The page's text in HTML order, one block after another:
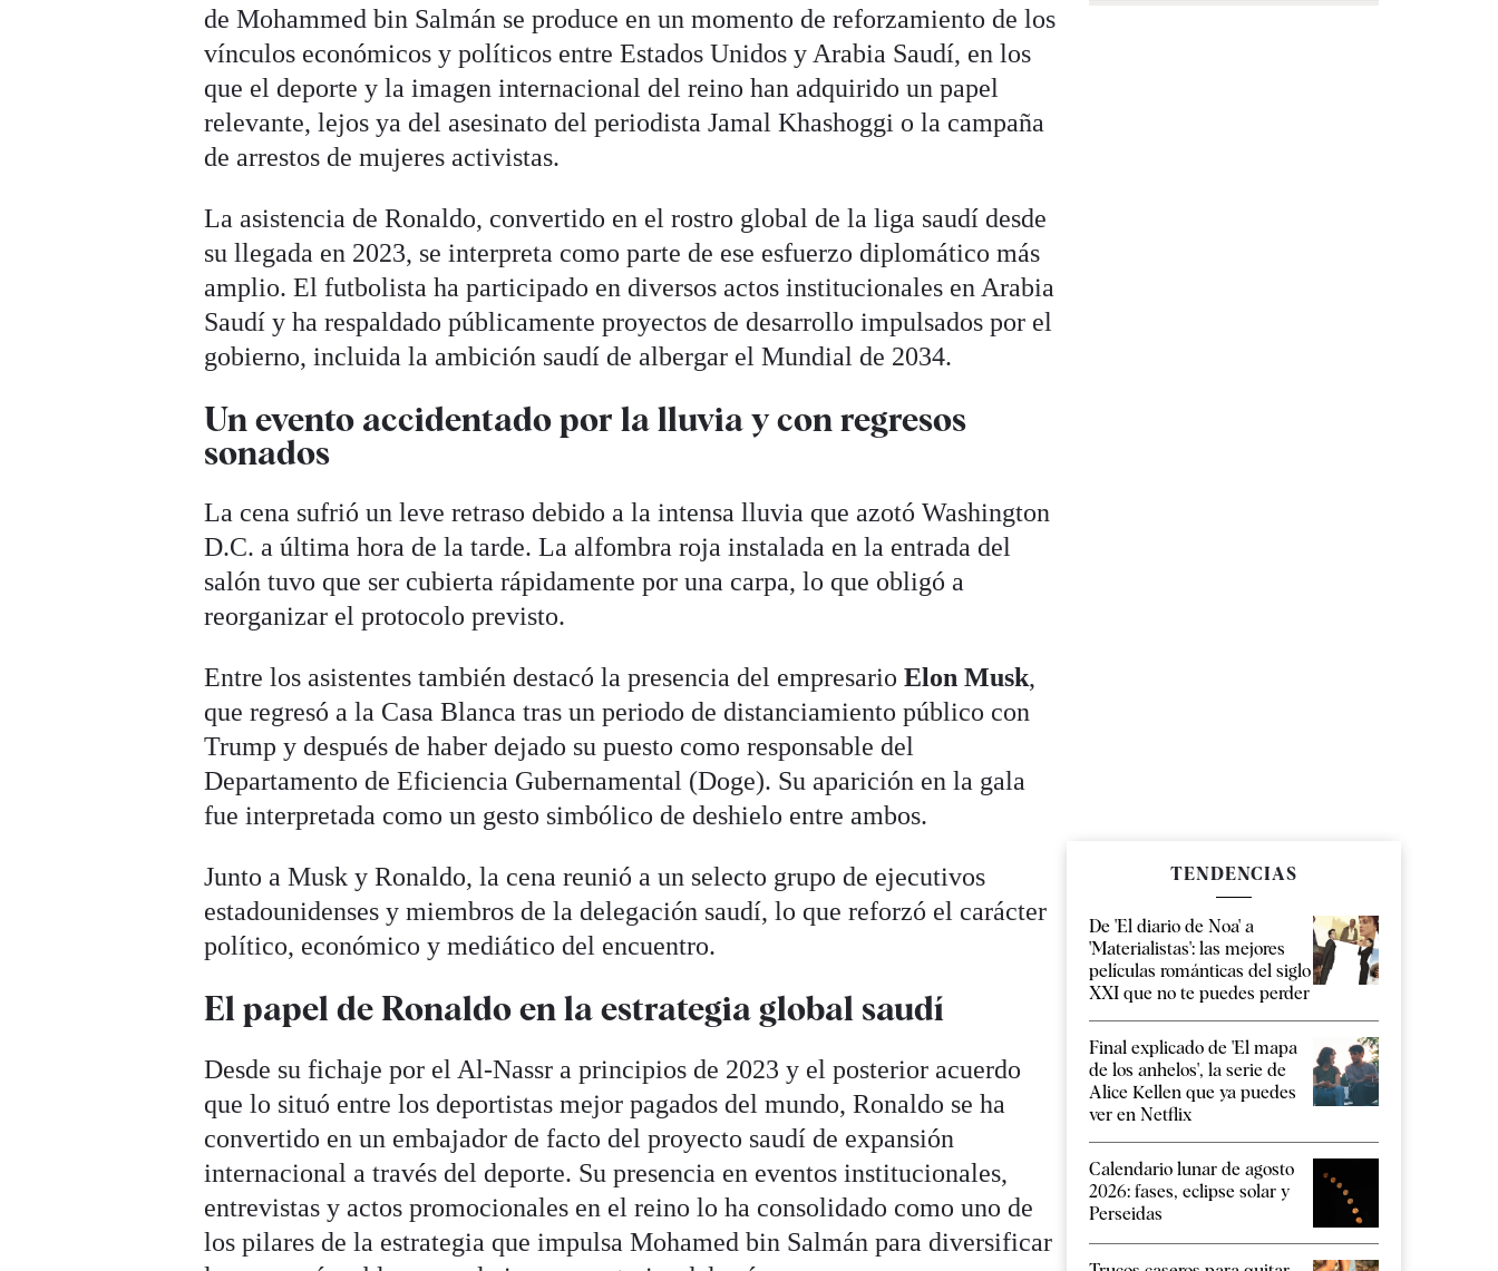
de Mohammed bin Salmán se produce en un momento de reforzamiento de los
vínculos económicos y políticos entre Estados Unidos y Arabia Saudí, en los
que el deporte y la imagen internacional del reino han adquirido un papel
relevante, lejos ya del asesinato del periodista Jamal Khashoggi o la campaña
de arrestos de mujeres activistas.
La asistencia de Ronaldo, convertido en el rostro global de la liga saudí desde
su llegada en 2023, se interpreta como parte de ese esfuerzo diplomático más
amplio. El futbolista ha participado en diversos actos institucionales en Arabia
Saudí y ha respaldado públicamente proyectos de desarrollo impulsados por el
gobierno, incluida la ambición saudí de albergar el Mundial de 2034.
Un evento accidentado por la lluvia y con regresos
sonados
La cena sufrió un leve retraso debido a la intensa lluvia que azotó Washington
D.C. a última hora de la tarde. La alfombra roja instalada en la entrada del
salón tuvo que ser cubierta rápidamente por una carpa, lo que obligó a
reorganizar el protocolo previsto.
Entre los asistentes también destacó la presencia del empresarioElon Musk,
que regresó a la Casa Blanca tras un periodo de distanciamiento público con
Trump y después de haber dejado su puesto como responsable del
Departamento de Eficiencia Gubernamental (Doge). Su aparición en la gala
fue interpretada como un gesto simbólico de deshielo entre ambos.
Junto a Musk y Ronaldo, la cena reunió a un selecto grupo de ejecutivos
estadounidenses y miembros de la delegación saudí, lo que reforzó el carácter
político, económico y mediático del encuentro.
El papel de Ronaldo en la estrategia global saudí
Desde su fichaje por el Al-Nassr a principios de 2023 y el posterior acuerdo
que lo situó entre los deportistas mejor pagados del mundo, Ronaldo se ha
convertido en un embajador de facto del proyecto saudí de expansión
internacional a través del deporte. Su presencia en eventos institucionales,
entrevistas y actos promocionales en el reino lo ha consolidado como uno de
los pilares de la estrategia que impulsa Mohamed bin Salmán para diversificar
TENDENCIAS
De 'El diario de Noa' a
'Materialistas': las mejores
películas románticas del siglo
XXI que no te puedes perder
Final explicado de 'El mapa
de los anhelos', la serie de
Alice Kellen que ya puedes
ver en Netflix
Calendario lunar de agosto
2026: fases, eclipse solar y
Perseidas